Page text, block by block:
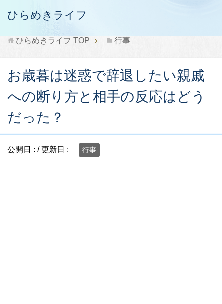
ひらめきライフ
ひらめきライフ TOP 行事
お歳暮は迷惑で辞退したい親戚
への断り方と相手の反応はどう
だった？
公開日 : / 更新日 : 行事